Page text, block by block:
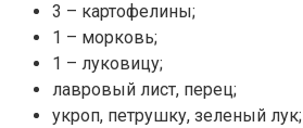
3 – картофелины;
1 – морковь;
1 – луковицу;
лавровый лист, перец;
укроп, петрушку, зеленый лук;